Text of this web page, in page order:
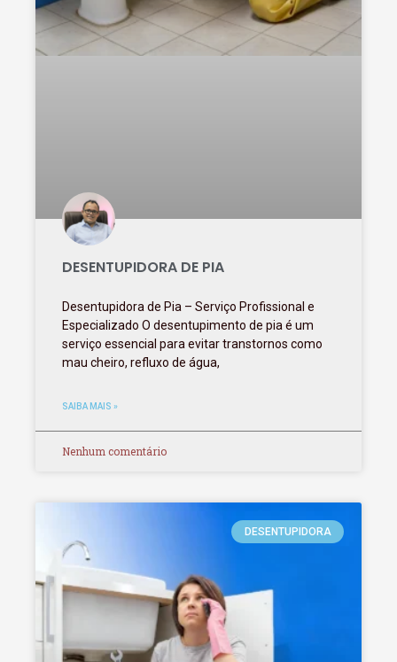
DESENTUPIDORA DE PIA
Desentupidora de Pia – Serviço Profissional e
Especializado O desentupimento de pia é um
serviço essencial para evitar transtornos como
mau cheiro, refluxo de água,
SAIBA MAIS »
Nenhum comentário
DESENTUPIDORA